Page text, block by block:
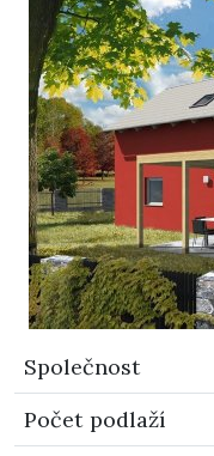
Společnost
Počet podlaží